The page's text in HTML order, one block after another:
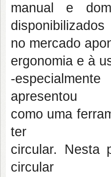
manual e
disponibilizados
no mercado
ergonomia e à
-
apresentou
como uma
ter
circular. Nesta
circular